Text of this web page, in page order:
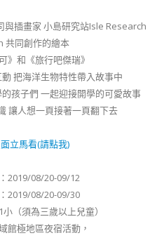
與插畫家 小島研究站Isle Research
共同創作的繪本
》和《旅行吧傑瑞》
把海洋生物特性帶入故事中
孩子們 一起迎接開學的可愛故事
讓人想一頁接著一頁翻下去
立馬看(請點我)
2019/08/20-09/12
2019/08/20-09/30
（須為三歲以上兒童）
館極地區夜宿活動，